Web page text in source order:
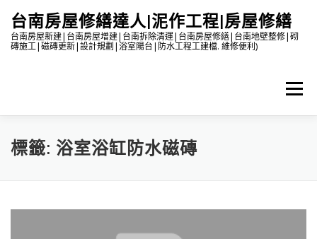
台南房屋修繕達人|泥作工程|房屋修繕
台南房屋新建|台南房屋增建|台南拆除清運|台南房屋修繕|台南地壁整修|砌
磚施工|磁磚更新|設計規劃|浴室陽台|防水工程工建檔. 維修便利)
選單
標籤: 浴室浴缸防水磁磚